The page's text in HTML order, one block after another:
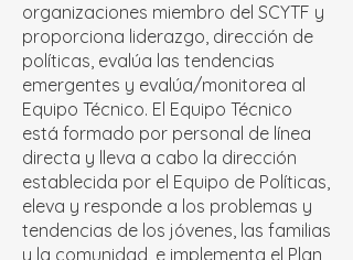
organizaciones miembro del SCYTF y
proporciona liderazgo, dirección de
políticas, evalúa las tendencias
emergentes y evalúa/monitorea al
Equipo Técnico. El Equipo Técnico
está formado por personal de línea
directa y lleva a cabo la dirección
establecida por el Equipo de Políticas,
eleva y responde a los problemas y
tendencias de los jóvenes, las familias
y la comunidad, e implementa el Plan